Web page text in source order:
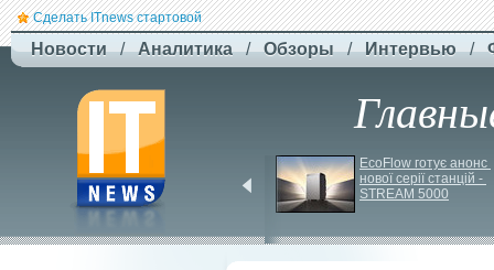
Сделать ITnews стартовой
Новости / Аналитика / Обзоры / Интервью /
плату за ручну поклажу
EcoFlow готує анонс
нової серії станцій -
STREAM 5000